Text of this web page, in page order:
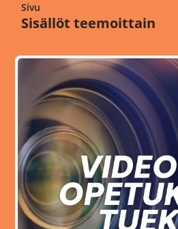
Sivu
Sisällöt teemoittain